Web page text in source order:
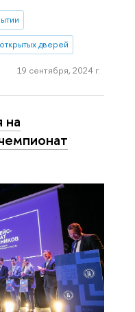
дверей
19 сентября, 2024 г.
на